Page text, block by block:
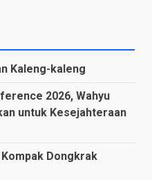
Kaleng-kaleng
2026, Wahyu
untuk Kesejahteraan
Dongkrak